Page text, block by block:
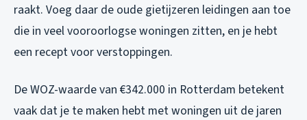
raakt. Voeg daar de oude gietijzeren leidingen aan toe
die in veel vooroorlogse woningen zitten, en je hebt
een recept voor verstoppingen.
De WOZ-waarde van €342.000 in Rotterdam betekent
vaak dat je te maken hebt met woningen uit de jaren